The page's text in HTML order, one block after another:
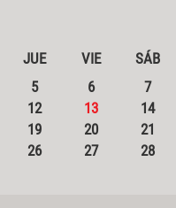
JUE VIE
SÁB
5 6
7
12 13
14
19 20
21
26 27
28